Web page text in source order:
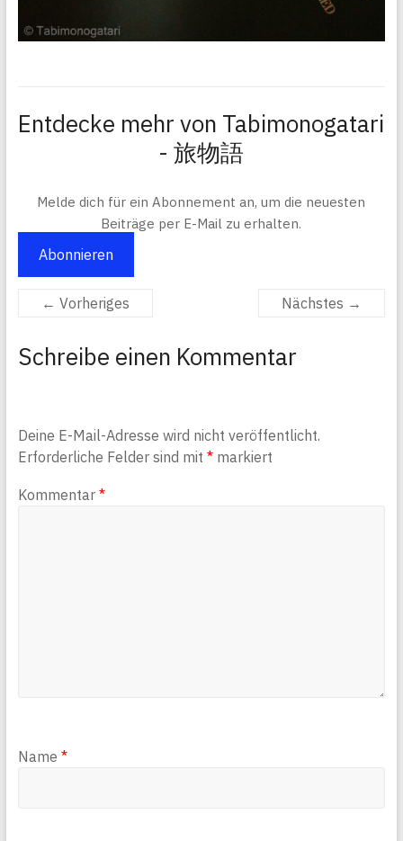
Entdecke mehr von Tabimonogatari
- 旅物語
Melde dich für ein Abonnement an, um die neuesten
Beiträge per E-Mail zu erhalten.
Abonnieren
← Vorheriges Nächstes →
Schreibe einen Kommentar
Deine E-Mail-Adresse wird nicht veröffentlicht.
Erforderliche Felder sind mit *markiert
Kommentar *
Name *